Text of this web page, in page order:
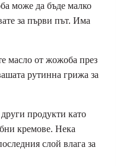
може да бъде малко
за първи път. Има
масло от жожоба през
рутинна грижа за
продукти като
кремове. Нека
слой влага за